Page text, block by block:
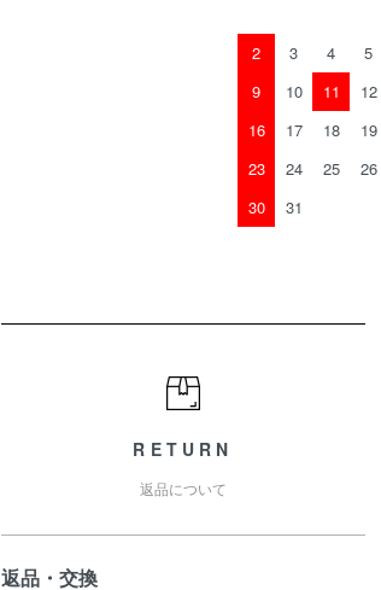
2
3 4 5
9
10 11 12
16
17 18 19
23
24 25 26
30
31
RETURN
返品について
返品・交換